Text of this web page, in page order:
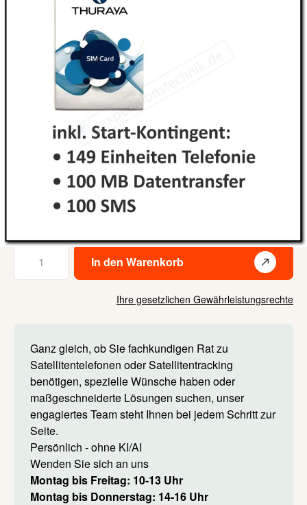
Kurze Zusammenfassung
Startguthaben entspicht Gegenwert von ca. 550 € inkl.
inkl. 100 SMS
inkl. 100 MB GmPRS Datentransfer
499,00 €
Lieferzeit: auf Lager
Menge
In den Warenkorb
Ihre gesetzlichen Gewährleistungsrechte
Ganz gleich, ob Sie fachkundigen Rat zu
Satellitentelefonen oder Satellitentracking
benötigen, spezielle Wünsche haben oder
maßgeschneiderte Lösungen suchen, unser
engagiertes Team steht Ihnen bei jedem Schritt zur
Seite.
Persönlich - ohne KI/AI
Wenden Sie sich an uns
Montag bis Freitag: 10-13 Uhr
Montag bis Donnerstag: 14-16 Uhr